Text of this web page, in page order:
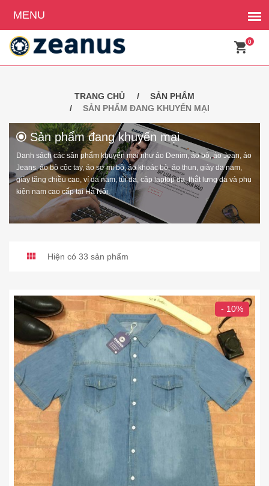
0
TRANG CHỦ
SẢN PHẨM
SẢN PHẨM ĐANG KHUYẾN MẠI
Sản phẩm đang khuyến mại
Danh sách các sản phẩm khuyến mại như áo Denim, áo bò, áo Jean, áo
Jeans, áo bò cộc tay, áo sơ mi bò, áo khoác bò, áo thun, giày da nam,
giày tăng chiều cao, ví da nam, túi da, cặp laptop da, thắt lưng da và phụ
kiện nam cao cấp tại Hà Nội.
Hiện có 33 sản phẩm
- 10%